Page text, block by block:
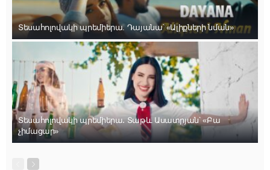
Տեսահոլովակի պրեմիերա. Դայանա՝ «Ալիքների նման»
Տեսահոլովակի պրեմիերա․ Տաթև Ասատրյան՝ «Բա
չիմացար»